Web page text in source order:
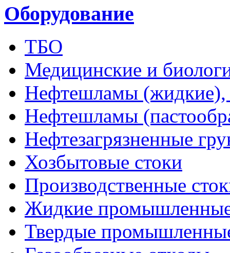
Оборудование
ТБО
Медицинские и
Нефтешламы (жидкие),
Нефтешламы
Нефтезагрязненные
Хозбытовые стоки
Производственные
Жидкие
Твердые